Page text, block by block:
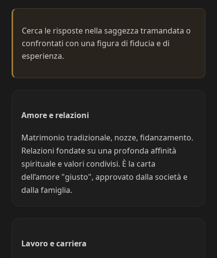
Cerca le risposte nella saggezza tramandata o
confrontati con una figura di fiducia e di
esperienza.
Amore e relazioni
Matrimonio tradizionale, nozze, fidanzamento.
Relazioni fondate su una profonda affinità
spirituale e valori condivisi. È la carta
dell’amore "giusto", approvato dalla società e
dalla famiglia.
Lavoro e carriera